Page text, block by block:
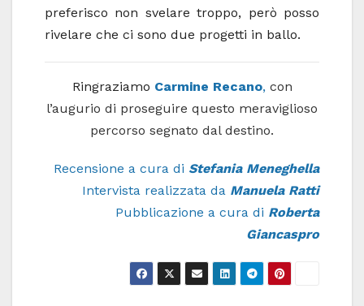
preferisco non svelare troppo, però posso
rivelare che ci sono due progetti in ballo.
Ringraziamo Carmine Recano, con
l’augurio di proseguire questo meraviglioso
percorso segnato dal destino.
Recensione a cura di Stefania Meneghella
Intervista realizzata da Manuela Ratti
Pubblicazione a cura di Roberta
Giancaspro